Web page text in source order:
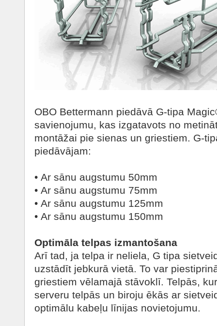
OBO Bettermann piedāvā G-tipa
savienojumu, kas izgatavots no
montāžai pie sienas un griestiem. G-
piedāvājam:
• Ar sānu augstumu 50mm
• Ar sānu augstumu 75mm
• Ar sānu augstumu 125mm
• Ar sānu augstumu 150mm
Optimāla telpas izmantošana
Arī tad, ja telpa ir neliela, G tipa
uzstādīt jebkurā vietā. To var
griestiem vēlamajā stāvoklī. Telpās,
serveru telpās un biroju ēkās ar
optimālu kabeļu līnijas novietojumu.